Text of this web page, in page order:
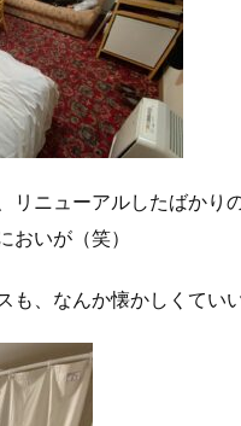
リニューアルしたばかり
おいが（笑）
も、なんか懐かしくていい